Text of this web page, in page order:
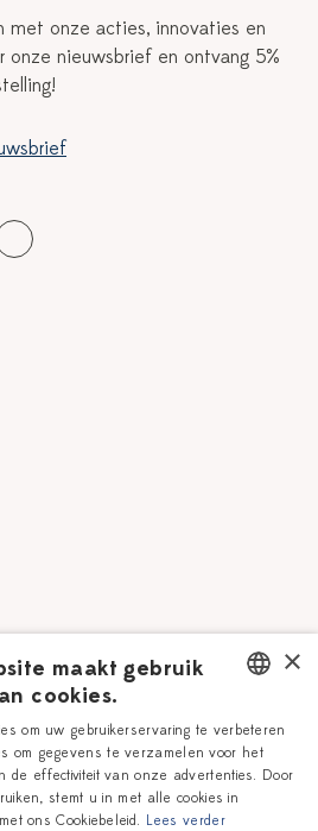
onze acties, innovaties en
onze nieuwsbrief en ontvang 5%
Delfts Blauw
Workshops
Vacatures
DUTCH
ENGLISH
×
maakt gebruik
cookies.
om uw gebruikerservaring te verbeteren
om gegevens te verzamelen voor het
de effectiviteit van onze advertenties. Door
stemt u in met alle cookies in
ons Cookiebeleid. Lees verder